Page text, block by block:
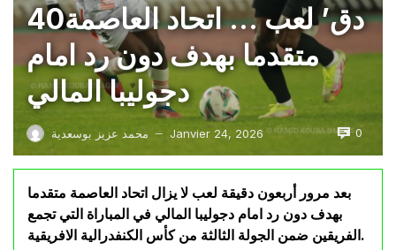
40دق’ لعب … اتحاد العاصمة
متقدما بهدف دون رد امام
دجوليبا المالي
محمد عزيز بوسعدية — Janvier 24, 2026 0
بعد مرور أربعون دقيقة لعب لا يزال اتحاد العاصمة متقدما
بهدف دون رد امام دجوليبا المالي في المباراة التي تجمع
الفريقين ضمن الجولة الثالثة من كأس الكنفدرالية الافريقية.